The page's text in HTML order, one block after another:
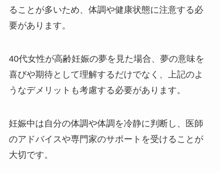
ることが多いため、体調や健康状態に注意する必
要があります。
40代女性が高齢妊娠の夢を見た場合、夢の意味を
喜びや期待として理解するだけでなく、上記のよ
うなデメリットも考慮する必要があります。
妊娠中は自分の体調や体調を冷静に判断し、医師
のアドバイスや専門家のサポートを受けることが
大切です。